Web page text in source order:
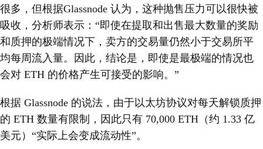
很多，但根据Glassnode 认为，这种抛售压力可以很快被
吸收，分析师表示：“即使在提取和出售最大数量的奖励
和质押的极端情况下，卖方的交易量仍然小于交易所平
均每周流入量。因此，结论是，即使是最极端的情况也
会对 ETH 的价格产生可接受的影响。”
根据 Glassnode 的说法，由于以太坊协议对每天解锁质押
的 ETH 数量有限制，因此只有 70,000 ETH（约 1.33 亿
美元）“实际上会变成流动性”。